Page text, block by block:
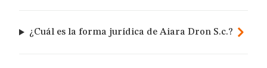
¿Cuál es la forma jurídica de Aiara Dron S.c.?